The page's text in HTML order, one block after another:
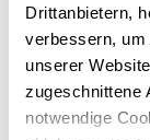
Drittanbietern,
verbessern,
unserer
zugeschnittene
notwendige
sowohl in
in den
Lesungen,